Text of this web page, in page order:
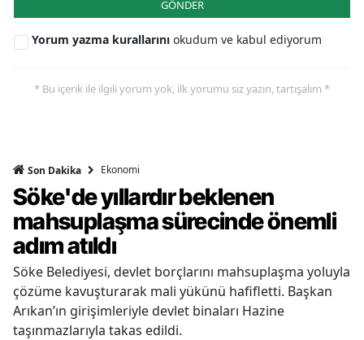
GÖNDER
Yorum yazma kurallarını okudum ve kabul ediyorum
* Bu içerik ile ilgili yorum yok, ilk yorumu siz yazın, tartışalım *
Son Dakika Ekonomi
Söke'de yıllardır beklenen
mahsuplaşma sürecinde önemli
adım atıldı
Söke Belediyesi, devlet borçlarını mahsuplaşma yoluyla
çözüme kavuşturarak mali yükünü hafifletti. Başkan
Arıkan’ın girişimleriyle devlet binaları Hazine
taşınmazlarıyla takas edildi.